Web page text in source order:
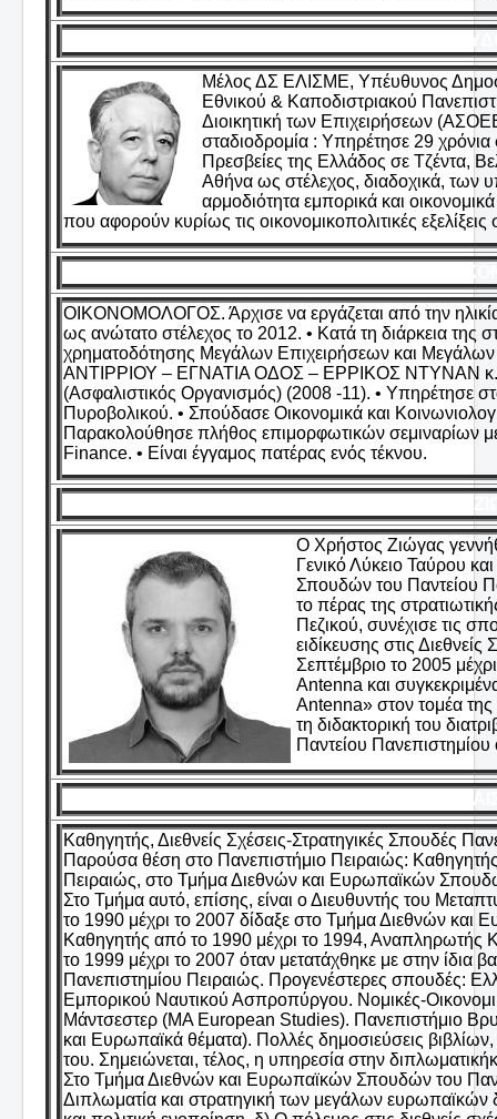
Μέλος ΔΣ ΕΛΙΣΜΕ, Υπέυθυνος
Εθνικού & Καποδιστριακού
Διοικητική των Επιχειρήσεων
σταδιοδρομία : Υπηρέτησε 29
Πρεσβείες της Ελλάδος σε Τζέντα,
Αθήνα ως στέλεχος, διαδοχικά, των
αρμοδιότητα εμπορικά και
που αφορούν κυρίως τις οικονομικοπολιτικές
ΟΙΚΟΝΟΜΟΛΟΓΟΣ. Άρχισε να εργάζεται από την
ως ανώτατο στέλεχος το 2012. • Κατά τη διάρκεια της
χρηματοδότησης Μεγάλων Επιχειρήσεων και
ΑΝΤΙΡΡΙΟΥ – ΕΓΝΑΤΙΑ ΟΔΟΣ – ΕΡΡΙΚΟΣ ΝΤΥΝΑΝ
(Ασφαλιστικός Οργανισμός) (2008 -11). • Υπηρέτησε
Πυροβολικού. • Σπούδασε Οικονομικά και
Παρακολούθησε πλήθος επιμορφωτικών σεμιναρίων
Finance. • Είναι έγγαμος πατέρας ενός τέκνου.
Ο Χρήστος Ζιώγας
Γενικό Λύκειο Ταύρου
Σπουδών του Παντείου
το πέρας της
Πεζικού, συνέχισε τις
ειδίκευσης στις
Σεπτέμβριο το 2005
Antenna και
Antenna» στον τομέα
τη διδακτορική του
Παντείου
Καθηγητής, Διεθνείς Σχέσεις-Στρατηγικές Σπουδές
Παρούσα θέση στο Πανεπιστήμιο Πειραιώς:
Πειραιώς, στο Τμήμα Διεθνών και Ευρωπαϊκών
Στο Τμήμα αυτό, επίσης, είναι ο Διευθυντής του
το 1990 μέχρι το 2007 δίδαξε στο Τμήμα Διεθνών
Καθηγητής από το 1990 μέχρι το 1994, Αναπληρωτής
το 1999 μέχρι το 2007 όταν μετατάχθηκε με στην
Πανεπιστημίου Πειραιώς. Προγενέστερες σπουδές:
Εμπορικού Ναυτικού Ασπροπύργου. Νομικές-
Μάντσεστερ (MA European Studies). Πανεπιστήμιο
και Ευρωπαϊκά θέματα). Πολλές δημοσιεύσεις
του. Σημειώνεται, τέλος, η υπηρεσία στην
Στο Τμήμα Διεθνών και Ευρωπαϊκών Σπουδών του
Διπλωματία και στρατηγική των μεγάλων